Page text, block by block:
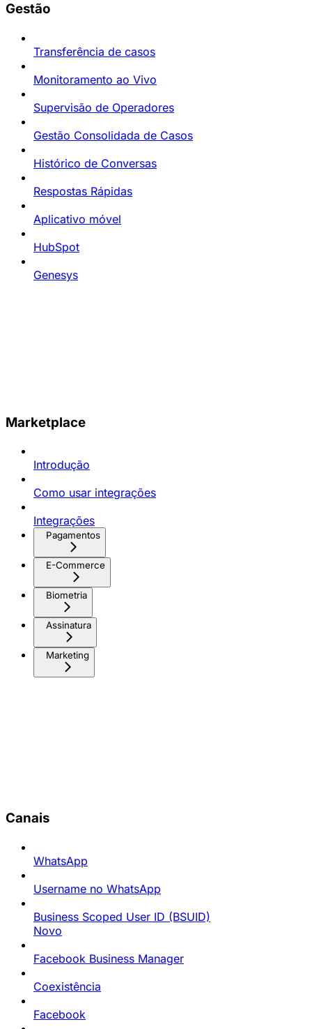
Gestão
Transferência de casos
Monitoramento ao Vivo
Supervisão de Operadores
Gestão Consolidada de Casos
Histórico de Conversas
Respostas Rápidas
Aplicativo móvel
HubSpot
Genesys
Marketplace
Introdução
Como usar integrações
Integrações
Pagamentos
E-Commerce
Biometria
Assinatura
Marketing
Canais
WhatsApp
Username no WhatsApp
Business Scoped User ID (BSUID)
Novo
Facebook Business Manager
Coexistência
Facebook